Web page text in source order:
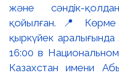
және сәндік-
қойылған. 📍
қыркүйек аралығында
16:00 в
Казахстан имени